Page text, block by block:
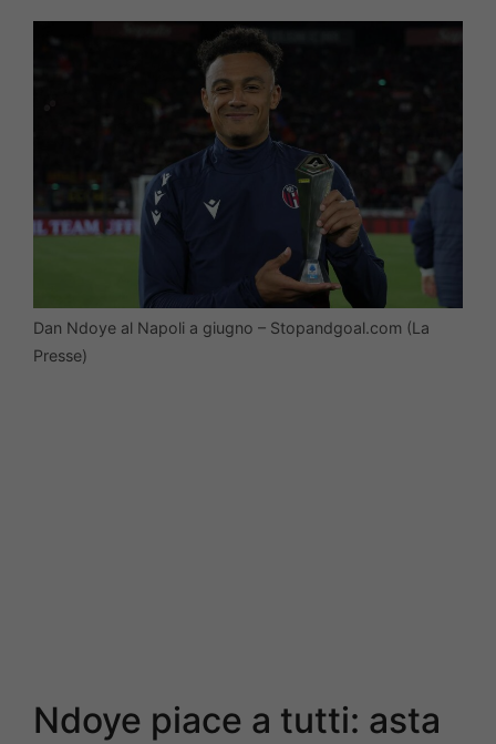
Dan Ndoye al Napoli a giugno – Stopandgoal.com (La
Presse)
Ndoye piace a tutti: asta